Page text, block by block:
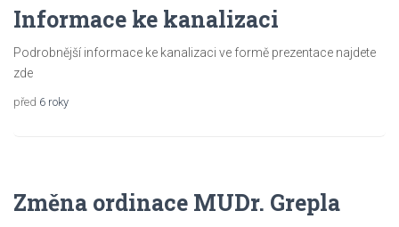
Informace ke kanalizaci
Podrobnější informace ke kanalizaci ve formě prezentace najdete
zde
6 roky
Změna ordinace MUDr. Grepla